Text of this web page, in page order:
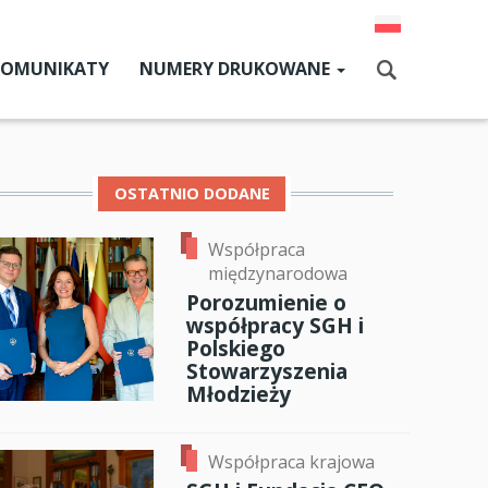
SGH
SGH
NUMERY DRUKOWANE
Aktualny numer
OSTATNIO DODANE
Współpraca
międzynarodowa
Porozumienie o
współpracy SGH i
Polskiego
Stowarzyszenia
Młodzieży
Współpraca krajowa